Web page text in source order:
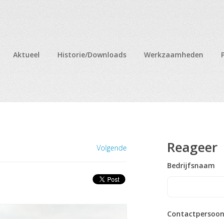
Aktueel Historie/Downloads Werkzaamheden
Volgende Reageer
Bedrijfsnaam